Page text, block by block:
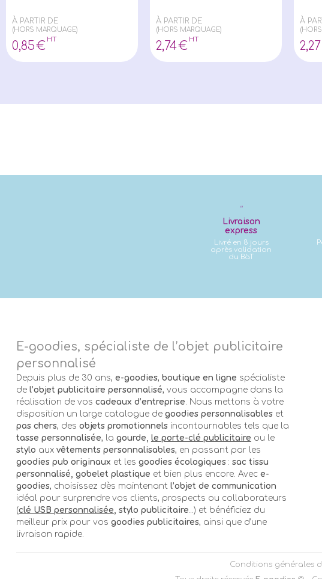
À PARTIR DE
(HORS MARQUAGE)
0,85€
HT
À PARTIR DE
(HORS MARQUAGE)
2,74€
HT
À
2,27
Livraison
express
Livré en 8 jours
après validation
du BàT
E-goodies, spécialiste de l’objet publicitaire
personnalisé
Depuis plus de 30 ans, e-goodies, boutique en ligne spécialiste
de l’objet publicitaire personnalisé, vous accompagne dans la
réalisation de vos cadeaux d’entreprise . Nous mettons à votre
disposition un large catalogue de goodies personnalisableset
pas chers, des objets promotionnelsincontournables tels que la
tasse personnalisée, la gourde, le porte-clé publicitaire ou le
stylo aux vêtements personnalisables, en passant par les
goodies pub originaux et les goodies écologiques: sac tissu
personnalisé, gobelet plastique et bien plus encore. Avec e-
goodies, choisissez dès maintenant l’objet de communication
idéal pour surprendre vos clients, prospects ou collaborateurs
(clé USB personnalisée , stylo publicitaire …) et bénéficiez du
meilleur prix pour vos goodies publicitaires, ainsi que d’une
livraison rapide.
Conditions générales